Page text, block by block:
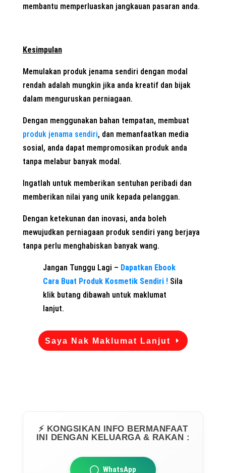
membantu memperluaskan jangkauan pasaran anda.
Kesimpulan
Memulakan produk jenama sendiri dengan modal
rendah adalah mungkin jika anda kreatif dan bijak
dalam menguruskan perniagaan.
Dengan menggunakan bahan tempatan, membuat
produk jenama sendiri, dan memanfaatkan media
sosial, anda dapat mempromosikan produk anda
tanpa melabur banyak modal.
Ingatlah untuk memberikan sentuhan peribadi dan
memberikan nilai yang unik kepada pelanggan.
Dengan ketekunan dan inovasi, anda boleh
mewujudkan perniagaan produk sendiri yang berjaya
tanpa perlu menghabiskan banyak wang.
Jangan Tunggu Lagi – Dapatkan Ebook
Cara Buat Produk Kosmetik Sendiri !Sila
klik butang dibawah untuk maklumat
lanjut.
Saya Nak Maklumat Lanjut
⚡ KONGSIKAN INFO BERMANFAAT
INI DENGAN KELUARGA & RAKAN :
WhatsApp